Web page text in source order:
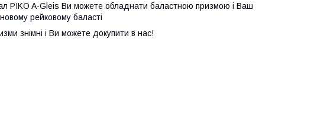
PIKO A-Gleis Ви можете обладнати баластною призмою і Ваш
рейковому баласті
знімні і Ви можете докупити в нас!